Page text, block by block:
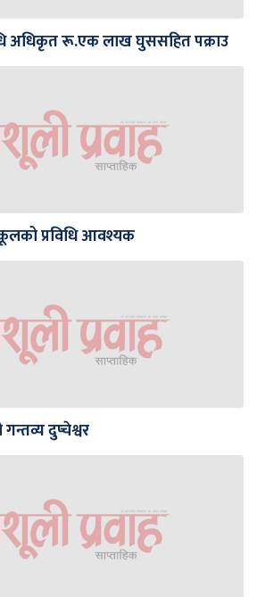
अधिकृत रू.एक लाख घुससहित पक्राउ
प्रविधि आवश्यक
दुप्चेश्वर